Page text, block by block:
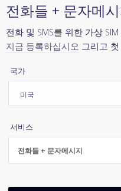
전화들 + 문자메
전화 및 SMS를 위한 가상
지금 등록하십시오 그리고
국가
서비스
전화들 + 문자메시지